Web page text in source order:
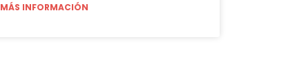
MÁS INFORMACIÓN